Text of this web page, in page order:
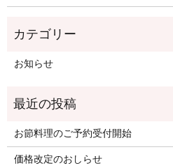
お知らせ
お節料理のご予約受付開始
価格改定のおしらせ